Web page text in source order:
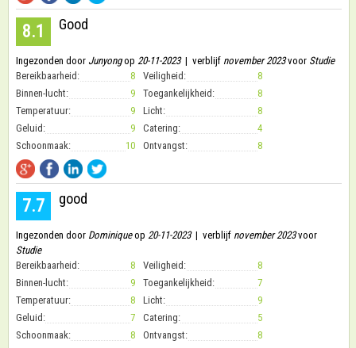
8.1 Good
Ingezonden door Junyongop 20-11-2023| verblijf november 2023voor Studie
Bereikbaarheid:
8 Veiligheid:
8
Binnen-lucht:
9 Toegankelijkheid:
8
Temperatuur:
9 Licht:
8
Geluid:
9 Catering:
4
Schoonmaak:
10 Ontvangst: 8
7.7 good
Ingezonden door Dominiqueop 20-11-2023| verblijf november 2023voor
Studie
Bereikbaarheid:
8 Veiligheid:
8
Binnen-lucht:
9 Toegankelijkheid:
7
Temperatuur:
8 Licht:
9
Geluid:
7 Catering:
5
Schoonmaak:
8 Ontvangst: 8